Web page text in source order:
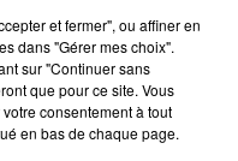
se targuer d'avoir eu
en captivité ...
son premier match à
et fermer", ou affiner en
dans "Gérer mes choix".
sur "Continuer sans
que pour ce site. Vous
consentement à tout
en bas de chaque page.